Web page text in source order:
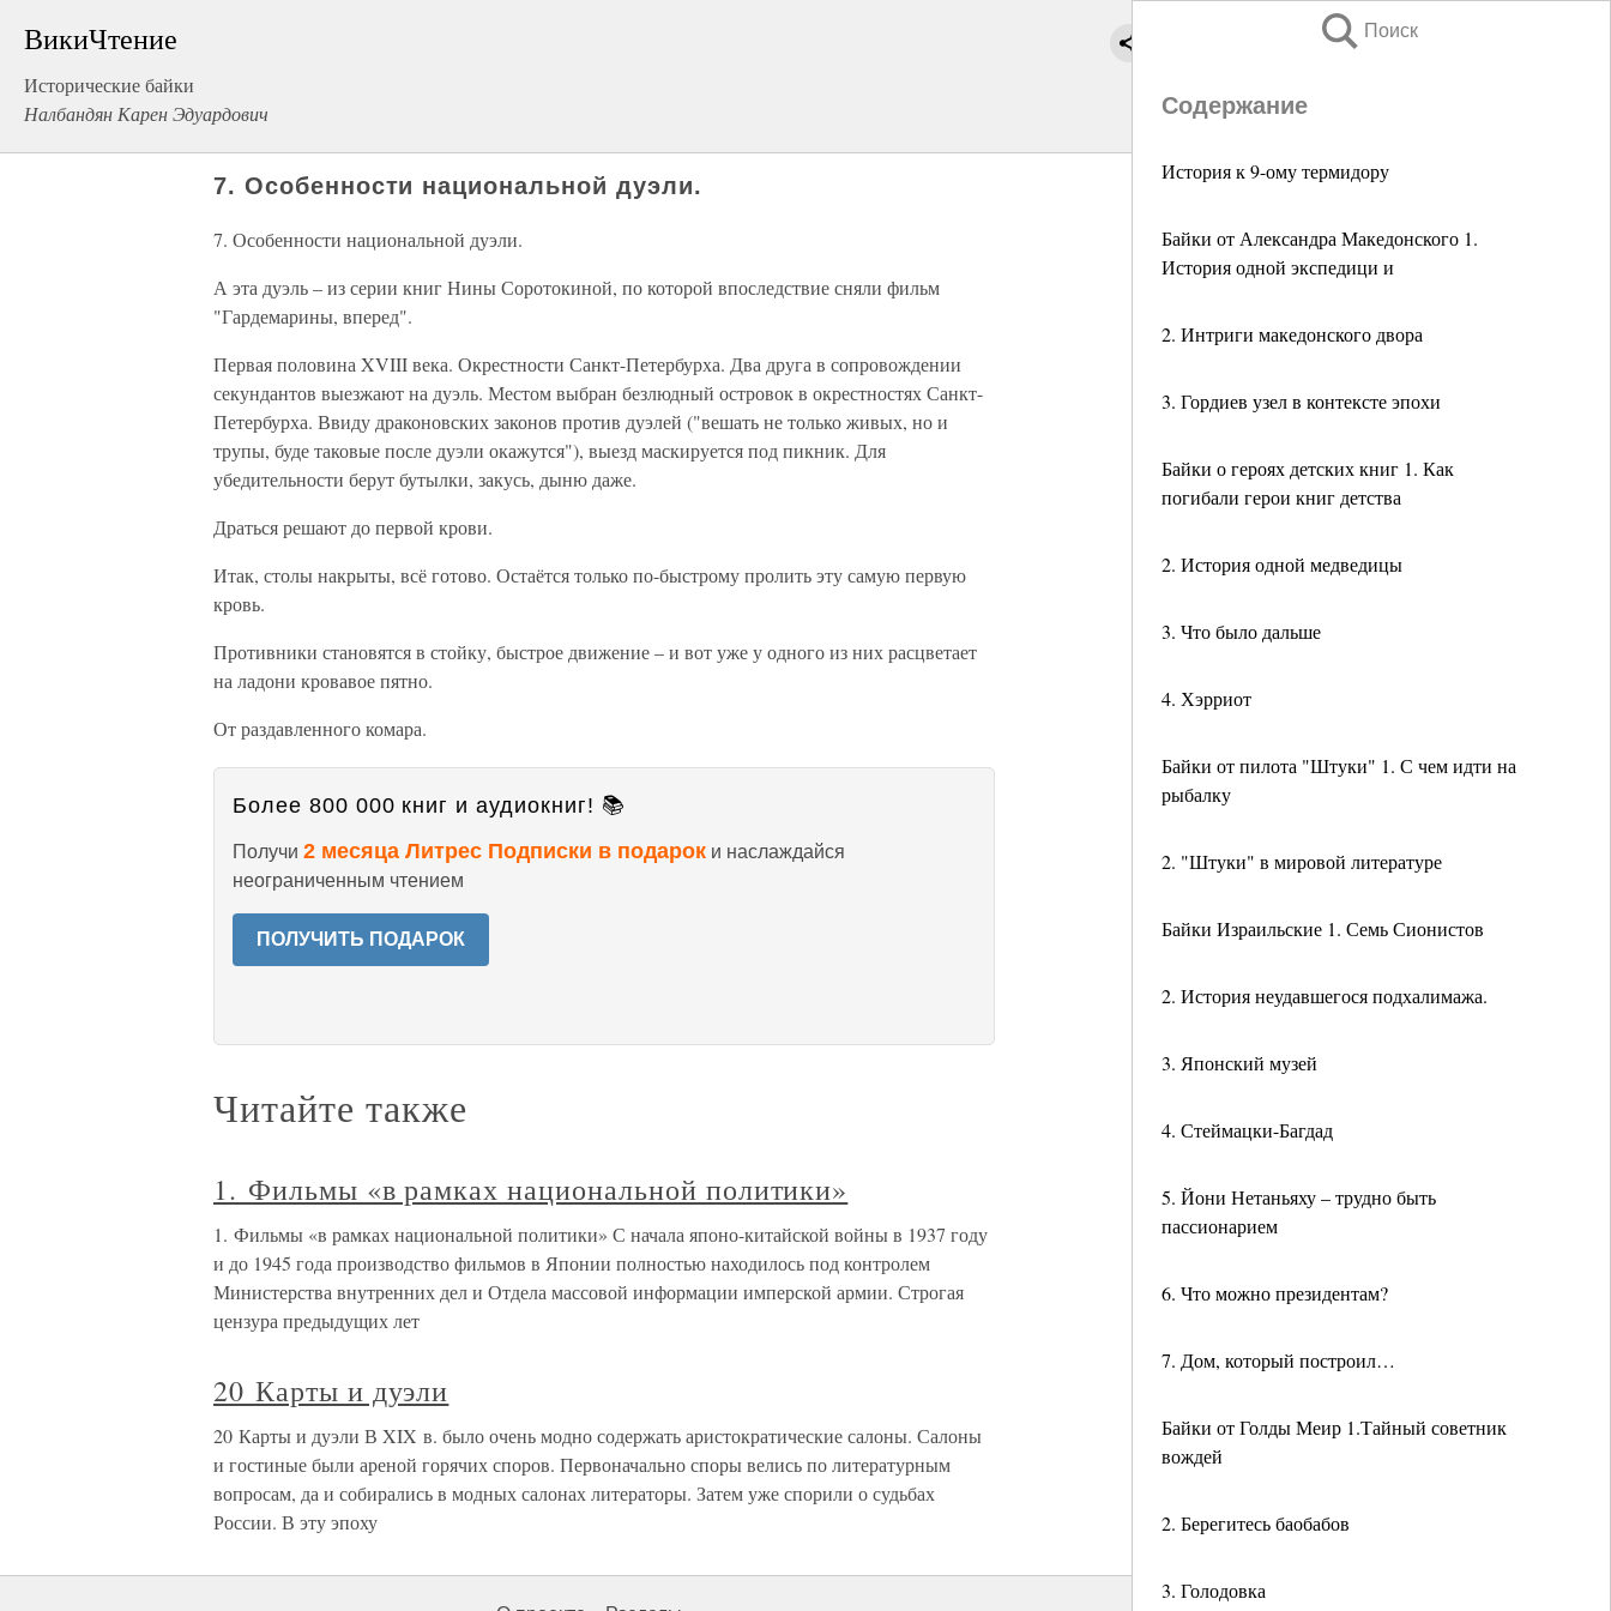
ВикиЧтение
Исторические байки
Налбандян Карен Эдуардович
Поиск
Содержание
История к 9-ому термидору
Байки от Александра Македонского 1.
История одной экспедици и
2. Интриги македонского двора
3. Гордиев узел в контексте эпохи
Байки о героях детских книг 1. Как
погибали герои книг детства
2. История одной медведицы
3. Что было дальше
4. Хэрриот
Байки от пилота "Штуки" 1. С чем идти на
рыбалку
2. "Штуки" в мировой литературе
Байки Израильские 1. Семь Сионистов
2. История неудавшегося подхалимажа.
3. Японский музей
4. Стеймацки-Багдад
5. Йони Нетаньяху – трудно быть
пассионарием
6. Что можно президентам?
7. Дом, который построил…
Байки от Голды Меир 1.Тайный советник
вождей
2. Берегитесь баобабов
3. Голодовка
7. Особенности национальной дуэли.
7. Особенности национальной дуэли.
А эта дуэль – из серии книг Нины Соротокиной, по которой впоследствие сняли фильм
"Гардемарины, вперед".
Первая половина XVIII века. Окрестности Санкт-Петербурха. Два друга в сопровождении
секундантов выезжают на дуэль. Местом выбран безлюдный островок в окрестностях Санкт-
Петербурха. Ввиду драконовских законов против дуэлей ("вешать не только живых, но и
трупы, буде таковые после дуэли окажутся"), выезд маскируется под пикник. Для
убедительности берут бутылки, закусь, дыню даже.
Драться решают до первой крови.
Итак, столы накрыты, всё готово. Остаётся только по-быстрому пролить эту самую первую
кровь.
Противники становятся в стойку, быстрое движение – и вот уже у одного из них расцветает
на ладони кровавое пятно.
От раздавленного комара.
Более 800 000 книг и аудиокниг! 📚
Получи 2 месяца Литрес Подписки в подарок и наслаждайся
неограниченным чтением
ПОЛУЧИТЬ ПОДАРОК
Читайте также
1. Фильмы «в рамках национальной политики»
1. Фильмы «в рамках национальной политики» С начала японо-китайской войны в 1937 году
и до 1945 года производство фильмов в Японии полностью находилось под контролем
Министерства внутренних дел и Отдела массовой информации имперской армии. Строгая
цензура предыдущих лет
20 Карты и дуэли
20 Карты и дуэли В XIX в. было очень модно содержать аристократические салоны. Салоны
и гостиные были ареной горячих споров. Первоначально споры велись по литературным
вопросам, да и собирались в модных салонах литераторы. Затем уже спорили о судьбах
России. В эту эпоху